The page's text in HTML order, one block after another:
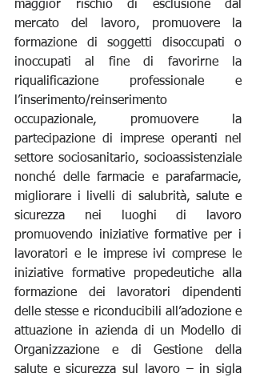
maggior rischio di esclusione dal
mercato del lavoro, promuovere la
formazione di soggetti disoccupati o
inoccupati al fine di favorirne la
riqualificazione professionale e
l’inserimento/reinserimento
occupazionale, promuovere la
partecipazione di imprese operanti nel
settore sociosanitario, socioassistenziale
nonché delle farmacie e parafarmacie,
migliorare i livelli di salubrità, salute e
sicurezza nei luoghi di lavoro
promuovendo iniziative formative per i
lavoratori e le imprese ivi comprese le
iniziative formative propedeutiche alla
formazione dei lavoratori dipendenti
delle stesse e riconducibili all’adozione e
attuazione in azienda di un Modello di
Organizzazione e di Gestione della
salute e sicurezza sul lavoro – in sigla